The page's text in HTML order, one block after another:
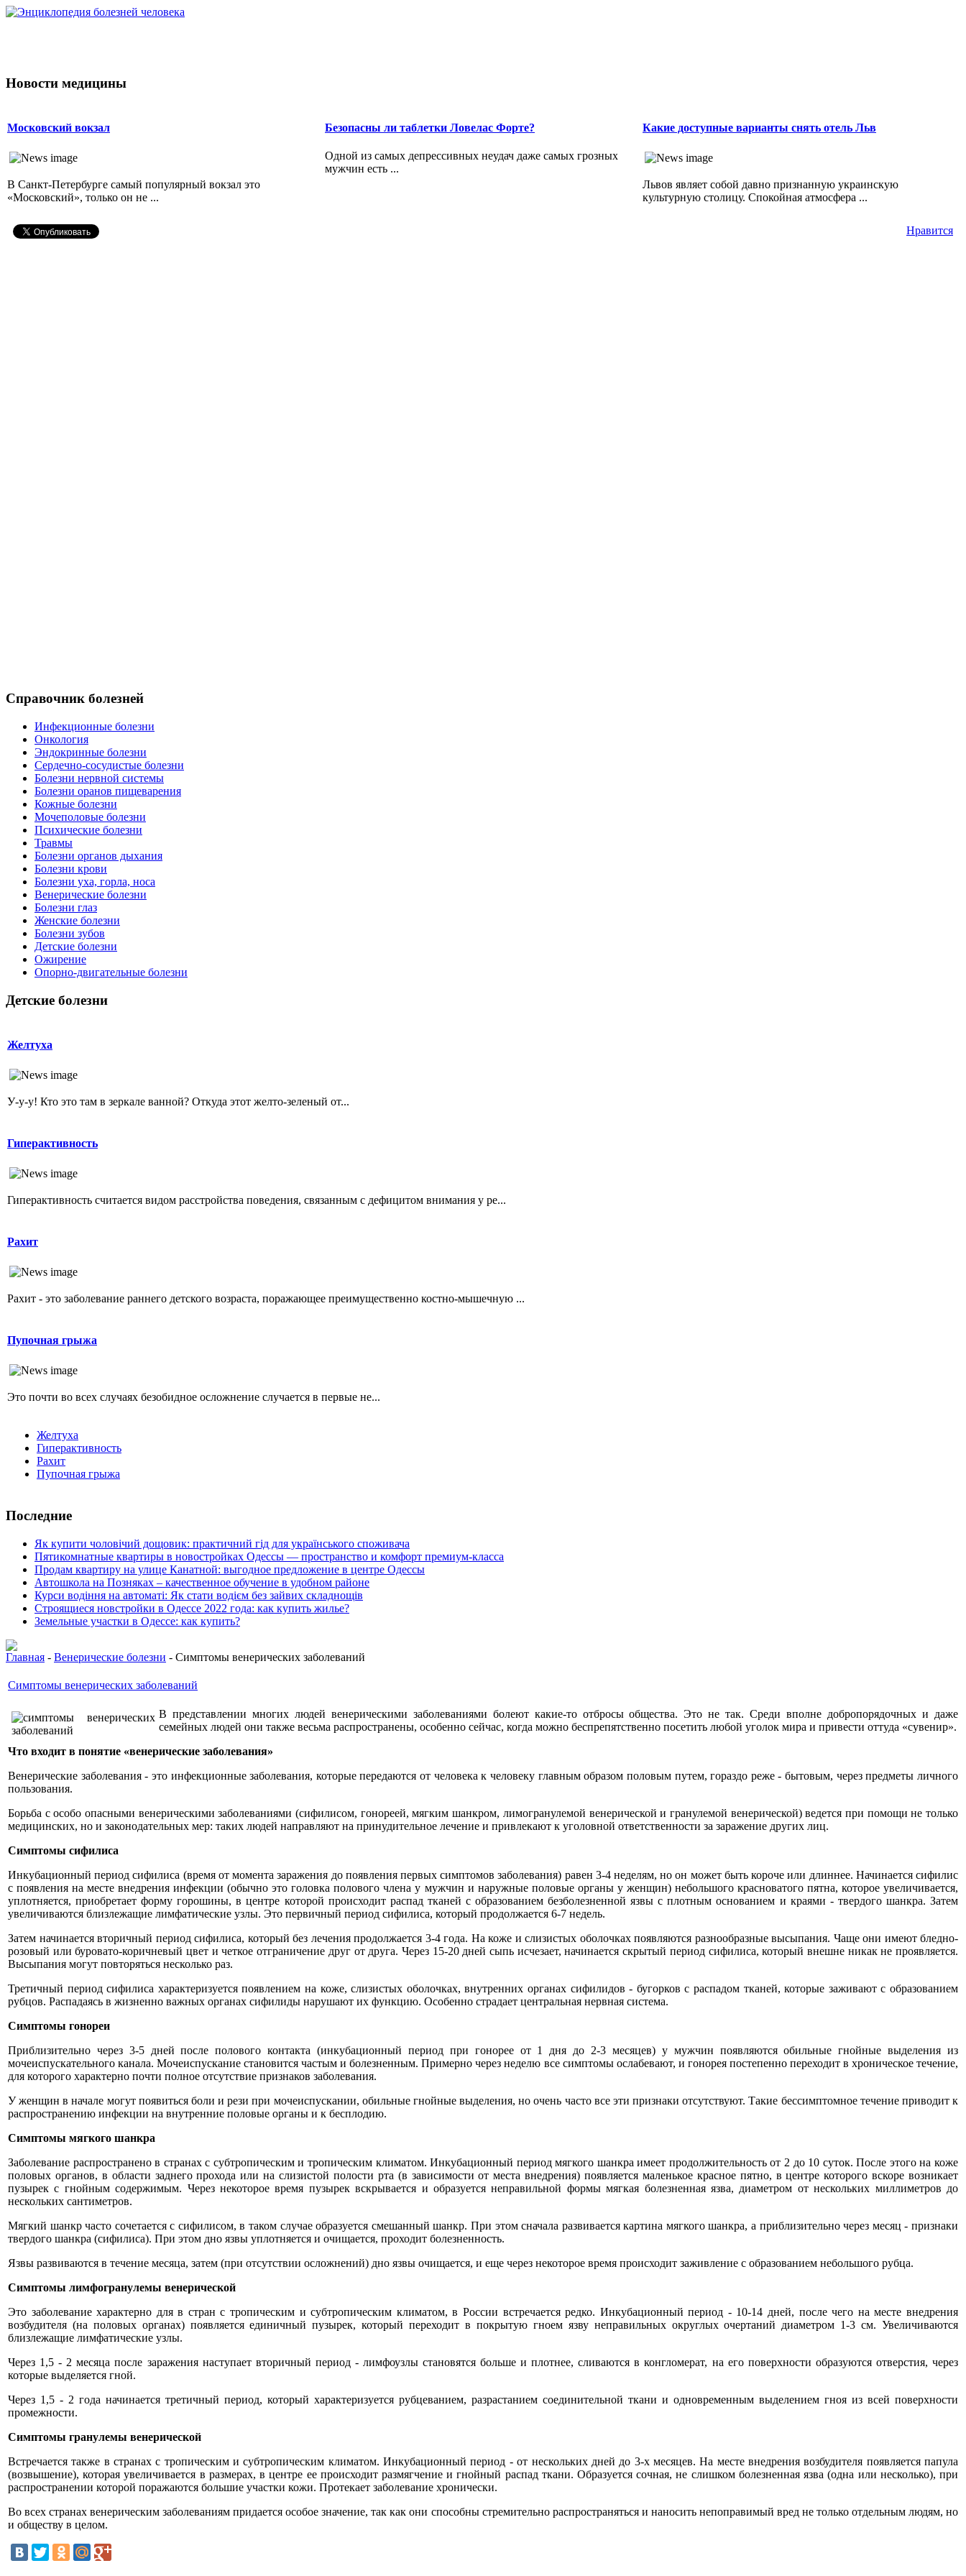
Новости медицины
Московский вокзал
В Санкт-Петербурге самый популярный вокзал это
«Московский», только он не ...
Безопасны ли таблетки Ловелас Форте?
Одной из самых депрессивных неудач даже самых грозных
мужчин есть ...
Какие доступные варианты снять отель Льв
Львов являет собой давно признанную украинскую
культурную столицу. Спокойная атмосфера ...
Нравится
Справочник болезней
Инфекционные болезни
Онкология
Эндокринные болезни
Сердечно-сосудистые болезни
Болезни нервной системы
Болезни оранов пищеварения
Кожные болезни
Мочеполовые болезни
Психические болезни
Травмы
Болезни органов дыхания
Болезни крови
Болезни уха, горла, носа
Венерические болезни
Болезни глаз
Женские болезни
Болезни зубов
Детские болезни
Ожирение
Опopно-двигательные болезни
Детские болезни
Желтуха
У-у-у! Кто это там в зеркале ванной? Откуда этот желто-зеленый от...
Гиперактивность
Гиперактивность считается видом расстройства поведения, связанным с дефицитом внимания у ре...
Рахит
Рахит - это заболевание раннего детского возраста, поражающее преимущественно костно-мышечную ...
Пупочная грыжа
Это почти во всех случаях безобидное осложнение случается в первые не...
Желтуха
Гиперактивность
Рахит
Пупочная грыжа
Последние
Як купити чоловічий дощовик: практичний гід для українського споживача
Пятикомнатные квартиры в новостройках Одессы — пространство и комфорт премиум-класса
Продам квартиру на улице Канатной: выгодное предложение в центре Одессы
Автошкола на Позняках – качественное обучение в удобном районе
Курси водіння на автоматі: Як стати водієм без зайвих складнощів
Строящиеся новстройки в Одессе 2022 года: как купить жилье?
Земельные участки в Одессе: как купить?
Главная - Венерические болезни - Симптомы венерических заболеваний
Симптомы венерических заболеваний
В представлении многих людей венерическими заболеваниями болеют какие-то отбросы общества. Это не так. Среди вполне добропорядочных и даже
семейных людей они также весьма распространены, особенно сейчас, когда можно беспрепятственно посетить любой уголок мира и привести оттуда «сувенир».
Что входит в понятие «венерические заболевания»
Венерические заболевания - это инфекционные заболевания, которые передаются от человека к человеку главным образом половым путем, гораздо реже - бытовым, через предметы личного
пользования.
Борьба с особо опасными венерическими заболеваниями (сифилисом, гонореей, мягким шанкром, лимогранулемой венерической и гранулемой венерической) ведется при помощи не только
медицинских, но и законодательных мер: таких людей направляют на принудительное лечение и привлекают к уголовной ответственности за заражение других лиц.
Симптомы сифилиса
Инкубационный период сифилиса (время от момента заражения до появления первых симптомов заболевания) равен 3-4 неделям, но он может быть короче или длиннее. Начинается сифилис
с появления на месте внедрения инфекции (обычно это головка полового члена у мужчин и наружные половые органы у женщин) небольшого красноватого пятна, которое увеличивается,
уплотняется, приобретает форму горошины, в центре которой происходит распад тканей с образованием безболезненной язвы с плотным основанием и краями - твердого шанкра. Затем
увеличиваются близлежащие лимфатические узлы. Это первичный период сифилиса, который продолжается 6-7 недель.
Затем начинается вторичный период сифилиса, который без лечения продолжается 3-4 года. На коже и слизистых оболочках появляются разнообразные высыпания. Чаще они имеют бледно-
розовый или буровато-коричневый цвет и четкое отграничение друг от друга. Через 15-20 дней сыпь исчезает, начинается скрытый период сифилиса, который внешне никак не проявляется.
Высыпания могут повторяться несколько раз.
Третичный период сифилиса характеризуется появлением на коже, слизистых оболочках, внутренних органах сифилидов - бугорков с распадом тканей, которые заживают с образованием
рубцов. Распадаясь в жизненно важных органах сифилиды нарушают их функцию. Особенно страдает центральная нервная система.
Симптомы гонореи
Приблизительно через 3-5 дней после полового контакта (инкубационный период при гонорее от 1 дня до 2-3 месяцев) у мужчин появляются обильные гнойные выделения из
мочеиспускательного канала. Мочеиспускание становится частым и болезненным. Примерно через неделю все симптомы ослабевают, и гонорея постепенно переходит в хроническое течение,
для которого характерно почти полное отсутствие признаков заболевания.
У женщин в начале могут появиться боли и рези при мочеиспускании, обильные гнойные выделения, но очень часто все эти признаки отсутствуют. Такие бессимптомное течение приводит к
распространению инфекции на внутренние половые органы и к бесплодию.
Симптомы мягкого шанкра
Заболевание распространено в странах с субтропическим и тропическим климатом. Инкубационный период мягкого шанкра имеет продолжительность от 2 до 10 суток. После этого на коже
половых органов, в области заднего прохода или на слизистой полости рта (в зависимости от места внедрения) появляется маленькое красное пятно, в центре которого вскоре возникает
пузырек с гнойным содержимым. Через некоторое время пузырек вскрывается и образуется неправильной формы мягкая болезненная язва, диаметром от нескольких миллиметров до
нескольких сантиметров.
Мягкий шанкр часто сочетается с сифилисом, в таком случае образуется смешанный шанкр. При этом сначала развивается картина мягкого шанкра, а приблизительно через месяц - признаки
твердого шанкра (сифилиса). При этом дно язвы уплотняется и очищается, проходит болезненность.
Язвы развиваются в течение месяца, затем (при отсутствии осложнений) дно язвы очищается, и еще через некоторое время происходит заживление с образованием небольшого рубца.
Симптомы лимфогранулемы венерической
Это заболевание характерно для в стран с тропическим и субтропическим климатом, в России встречается редко. Инкубационный период - 10-14 дней, после чего на месте внедрения
возбудителя (на половых органах) появляется единичный пузырек, который переходит в покрытую гноем язву неправильных округлых очертаний диаметром 1-3 см. Увеличиваются
близлежащие лимфатические узлы.
Через 1,5 - 2 месяца после заражения наступает вторичный период - лимфоузлы становятся больше и плотнее, сливаются в конгломерат, на его поверхности образуются отверстия, через
которые выделяется гной.
Через 1,5 - 2 года начинается третичный период, который характеризуется рубцеванием, разрастанием соединительной ткани и одновременным выделением гноя из всей поверхности
промежности.
Симптомы гранулемы венерической
Встречается также в странах с тропическим и субтропическим климатом. Инкубационный период - от нескольких дней до 3-х месяцев. На месте внедрения возбудителя появляется папула
(возвышение), которая увеличивается в размерах, в центре ее происходит размягчение и гнойный распад ткани. Образуется сочная, не слишком болезненная язва (одна или несколько), при
распространении которой поражаются большие участки кожи. Протекает заболевание хронически.
Во всех странах венерическим заболеваниям придается особое значение, так как они способны стремительно распространяться и наносить непоправимый вред не только отдельным людям, но
и обществу в целом.